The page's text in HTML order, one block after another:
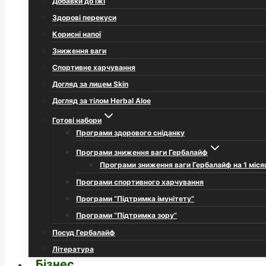
Здорові перекуси
Корисні напої
Зниження ваги
Спортивне харчування
Догляд за лицем Skin
Догляд за тілом Herbal Aloe
Готові набори
Програми здорового сніданку
Програми зниження ваги Гербалайф
Програми зниження ваги Гербалайф на 1
Програми спортивного харчування
Програми “Підтримка імунітету”
Програми “Підтримка зору”
Посуд Гербалайф
Література